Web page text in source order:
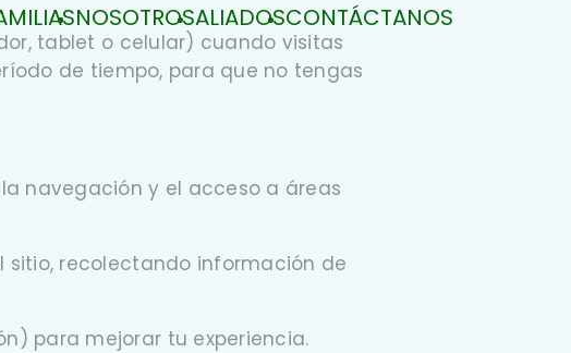
NOSOTROSALIADOSCONTÁCTANOS
tablet o celular) cuando visitas
de tiempo, para que no tengas
navegación y el acceso a áreas
sitio, recolectando información de
para mejorar tu experiencia.